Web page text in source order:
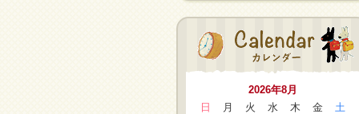
2026年8月
日
月 火 水 木 金
土